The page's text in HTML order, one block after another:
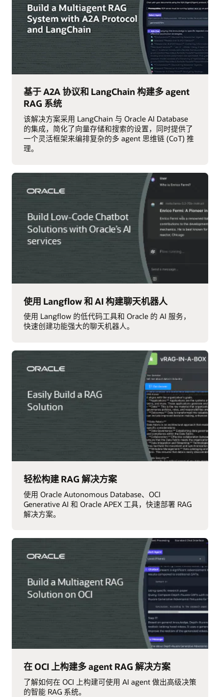
基于 A2A 协议和 LangChain 构建多 agent
RAG 系统
该解决方案采用 LangChain 与 Oracle AI Database
的集成，简化了向量存储和搜索的设置，同时提供了
一个灵活框架来编排复杂的多 agent 思维链 (CoT) 推
理。
使用 Langflow 和 AI 构建聊天机器人
使用 Langflow 的低代码工具和 Oracle 的 AI 服务，
快速创建功能强大的聊天机器人。
轻松构建 RAG 解决方案
使用 Oracle Autonomous Database、OCI
Generative AI 和 Oracle APEX 工具，快速部署 RAG
解决方案。
在 OCI 上构建多 agent RAG 解决方案
了解如何在 OCI 上构建可使用 AI agent 做出高级决策
的智能 RAG 系统。